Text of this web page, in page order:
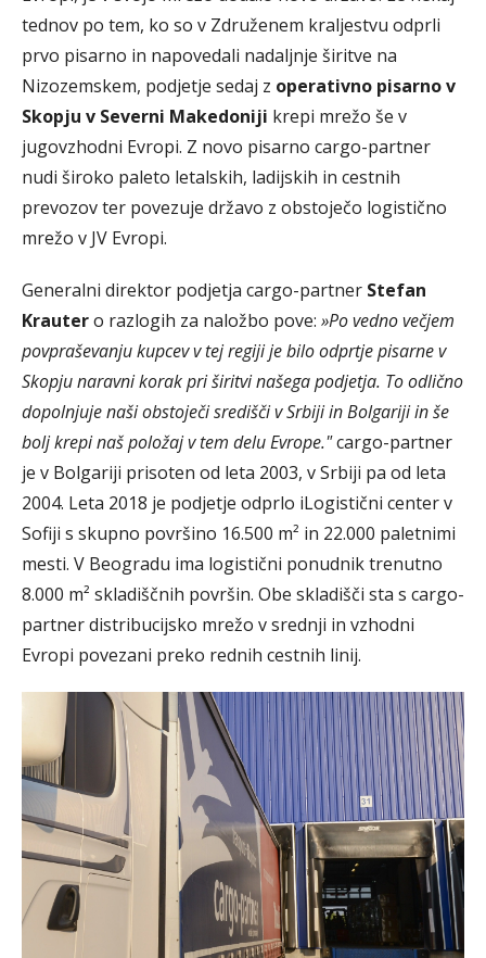
tednov po tem, ko so v Združenem kraljestvu odprli
prvo pisarno in napovedali nadaljnje širitve na
Nizozemskem, podjetje sedaj z operativno pisarno v
Skopju v Severni Makedoniji krepi mrežo še v
jugovzhodni Evropi. Z novo pisarno cargo-partner
nudi široko paleto letalskih, ladijskih in cestnih
prevozov ter povezuje državo z obstoječo logistično
mrežo v JV Evropi.
Generalni direktor podjetja cargo-partner Stefan
Krautero razlogih za naložbo pove: »Po vedno večjem
povpraševanju kupcev v tej regiji je bilo odprtje pisarne v
Skopju naravni korak pri širitvi našega podjetja. To odlično
dopolnjuje naši obstoječi središči v Srbiji in Bolgariji in še
bolj krepi naš položaj v tem delu Evrope."cargo-partner
je v Bolgariji prisoten od leta 2003, v Srbiji pa od leta
2004. Leta 2018 je podjetje odprlo iLogistični center v
Sofiji s skupno površino 16.500 m² in 22.000 paletnimi
mesti. V Beogradu ima logistični ponudnik trenutno
8.000 m² skladiščnih površin. Obe skladišči sta s cargo-
partner distribucijsko mrežo v srednji in vzhodni
Evropi povezani preko rednih cestnih linij.